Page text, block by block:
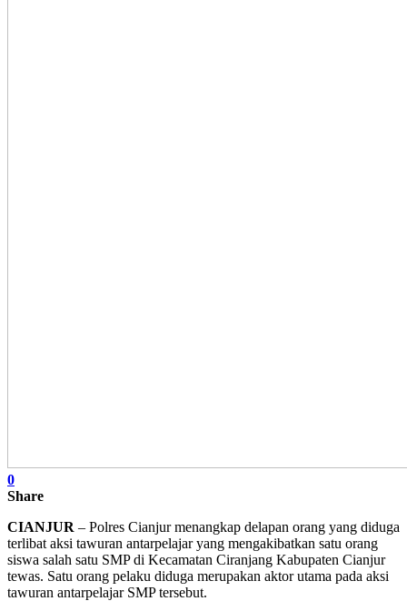
0
Share
CIANJUR – Polres Cianjur menangkap delapan orang yang diduga
terlibat aksi tawuran antarpelajar yang mengakibatkan satu orang
siswa salah satu SMP di Kecamatan Ciranjang Kabupaten Cianjur
tewas. Satu orang pelaku diduga merupakan aktor utama pada aksi
tawuran antarpelajar SMP tersebut.